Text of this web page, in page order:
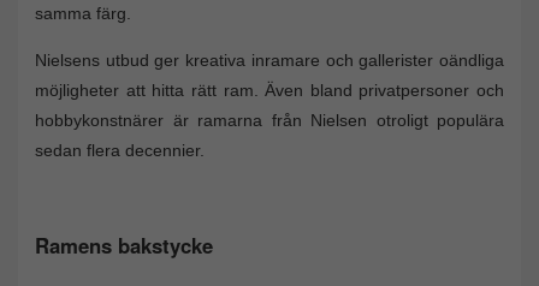
samma färg.
Nielsens utbud ger kreativa inramare och gallerister oändliga
möjligheter att hitta rätt ram. Även bland privatpersoner och
hobbykonstnärer är ramarna från Nielsen otroligt populära
sedan flera decennier.
Ramens bakstycke